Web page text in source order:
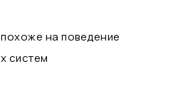
на поведение
систем